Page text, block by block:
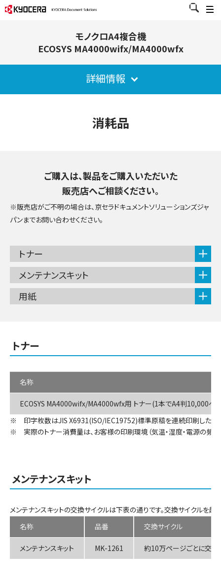
モノクロA4複合機
ECOSYS MA4000wifx/MA4000wfx
詳細情報
消耗品
ご購入は、製品をご購入いただいた
販売店へご相談ください。
※販売店がご不明の場合は、京セラドキュメントソリューションズジャ
パンまでお問い合わせください。
トナー
メンテナンスキット
用紙
トナー
名称
ECOSYS MA4000wifx/MA4000wfx用 トナー(1本でA4判10,000ペ
※ 印字枚数はJIS X6931(ISO/IEC19752)標準原稿を連続印刷した場
※ 実際のトナー消費量は、お客様の印刷環境（気温・湿度・電源の頻繁
メンテナンスキット
メンテナンスキットの交換サイクルは下表の通りです。交換サイクルを
名称
品番 交換サイクル
メンテナンスキット MK-1261 約10万ページごとに交換